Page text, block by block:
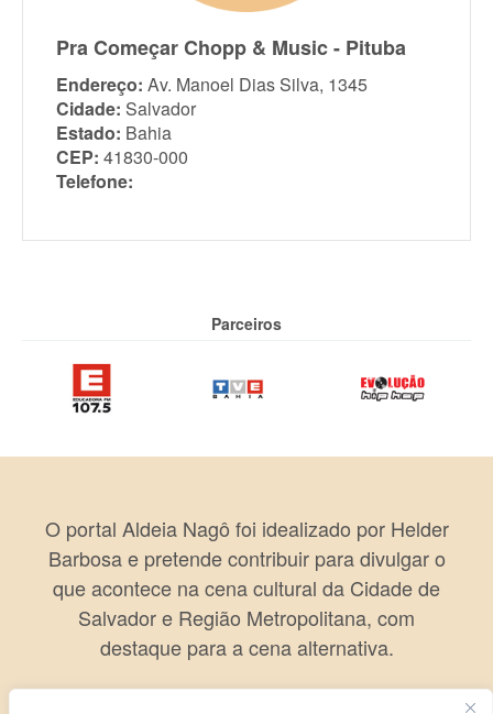
Pra Começar Chopp & Music - Pituba
Endereço: Av. Manoel Dias Silva, 1345
Cidade: Salvador
Estado: Bahia
CEP: 41830-000
Telefone:
Parceiros
O portal Aldeia Nagô foi idealizado por Helder
Barbosa e pretende contribuir para divulgar o
que acontece na cena cultural da Cidade de
Salvador e Região Metropolitana, com
destaque para a cena alternativa.